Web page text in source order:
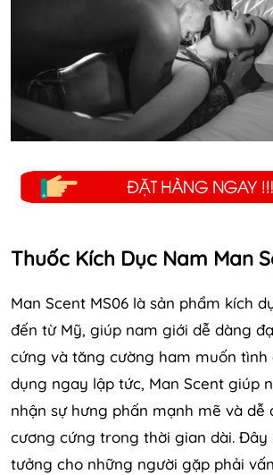
Thuốc Kích Dục Nam Man
Man Scent MS06 là sản phẩm kích
đến từ Mỹ, giúp nam giới dễ dàng
cứng và tăng cường ham muốn tình
dụng ngay lập tức, Man Scent giúp
nhận sự hưng phấn mạnh mẽ và dễ
cương cứng trong thời gian dài. Đây
tưởng cho những người gặp phải